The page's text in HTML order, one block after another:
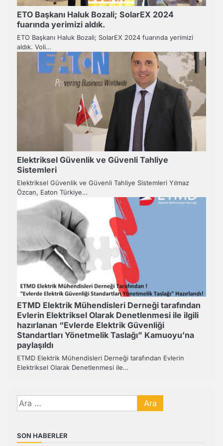
ETO Başkanı Haluk Bozali; SolarEX 2024
fuarında yerimizi aldık.
ETO Başkanı Haluk Bozali; SolarEX 2024 fuarında yerimizi
aldık. Voli…
Elektriksel Güvenlik ve Güvenli Tahliye
Sistemleri
Elektriksel Güvenlik ve Güvenli Tahliye Sistemleri Yılmaz
Özcan, Eaton Türkiye…
ETMD Elektrik Mühendisleri Derneği tarafından
Evlerin Elektriksel Olarak Denetlenmesi ile ilgili
hazırlanan “Evlerde Elektrik Güvenliği
Standartları Yönetmelik Taslağı” Kamuoyu’na
paylaşıldı
ETMD Elektrik Mühendisleri Derneği tarafından Evlerin
Elektriksel Olarak Denetlenmesi ile…
Arama:
SON HABERLER